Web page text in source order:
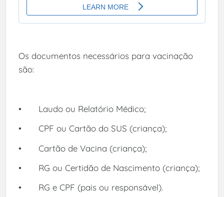
Os documentos necessários para vacinação
são:
•
Laudo ou Relatório Médico;
•
CPF ou Cartão do SUS (criança);
•
Cartão de Vacina (criança);
•
RG ou Certidão de Nascimento (criança);
•
RG e CPF (pais ou responsável).